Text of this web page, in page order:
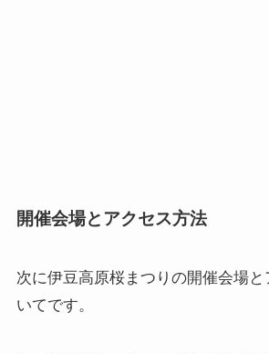
開催会場とアクセス方法
次に伊豆高原桜まつりの開催会場
いてです。